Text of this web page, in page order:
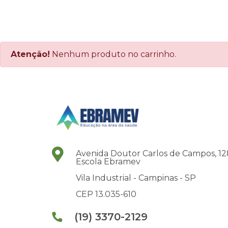
Atenção! Nenhum produto no carrinho.
Avenida Doutor Carlos de Campos,
Escola Ebramev
Vila Industrial - Campinas - SP
CEP 13.035-610
(19) 3370-2129